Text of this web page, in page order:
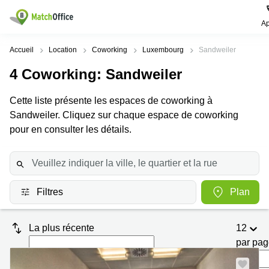
Rechercher / publier
Pages
produits
Bureau
d’affaires
Coworking
Salles
de
virtuel
Villes
Luxembourg
Esch-
Alzette
Senningerberg
Bertrange
Recherches
Сoworking
Luxembourg
réunion
Luxembourg
Coworking
Bertrange
d'affaires
Aide
Qui sommes-nous?
Prix
Connexion
Choisissez une langue
Luxembourg
Accueil Location Coworking Luxembourg Sandweiler
4 Coworking: Sandweiler
Cette liste présente les espaces de coworking à
Sandweiler. Cliquez sur chaque espace de coworking
pour en consulter les détails.
Filtres Plan
La plus récente
12
par